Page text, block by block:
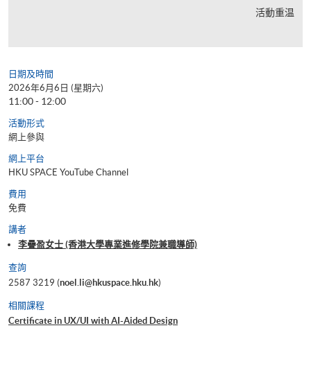
活動重温
日期及時間
2026年6月6日 (星期六)
11:00 - 12:00
活動形式
網上參與
網上平台
HKU SPACE YouTube Channel
費用
免費
講者
李疊盈女士 (香港大學專業進修學院兼職導師)
查詢
2587 3219 (noel.li@hkuspace.hku.hk)
相關課程
Certificate in UX/UI with AI-Aided Design